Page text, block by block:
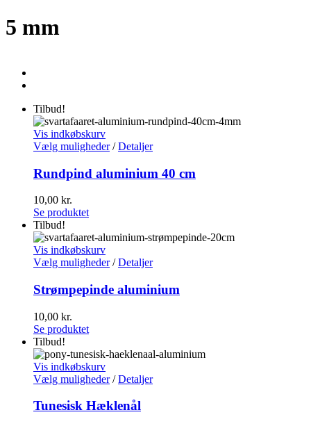
5 mm
Tilbud!
Vis indkøbskurv
Vælg muligheder/ Detaljer
Rundpind aluminium 40 cm
10,00 kr.
Se produktet
Tilbud!
Vis indkøbskurv
Vælg muligheder/ Detaljer
Strømpepinde aluminium
10,00 kr.
Se produktet
Tilbud!
Vis indkøbskurv
Vælg muligheder/ Detaljer
Tunesisk Hæklenål